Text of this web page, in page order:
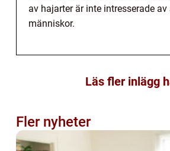
av hajarter är inte intresserade
människor.
Läs fler inlägg
Fler nyheter